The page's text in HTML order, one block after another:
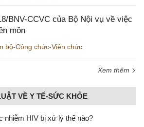
BNV-CCVC của Bộ Nội vụ về việc
môn
bộ-Công chức-Viên chức
Xem thêm
VỀ Y TẾ-SỨC KHỎE
nhiễm HIV bị xử lý thế nào?